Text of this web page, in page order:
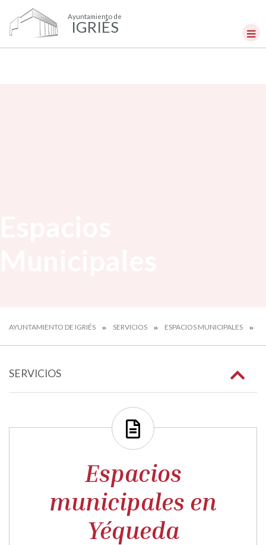
Ayuntamiento de
IGRIÉS
AYUNTAMIENTO DE IGRIÉS SERVICIOS ESPACIOS MUNICIPALES
SERVICIOS
Espacios
municipales en
Yéqueda